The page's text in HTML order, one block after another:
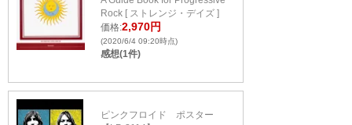
Rock [ ストレンジ・デイズ ]
価格:2,970円
(2020/6/4 09:20時点)
感想(1件)
ピンクフロイド ポスター